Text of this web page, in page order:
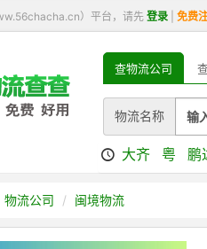
）平台，请先 登录 免费
查物流公司
物流名称
大齐 粤 鹏
物流公司 闽境物流